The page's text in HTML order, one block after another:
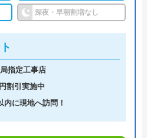
くれるため、技術面に関し
短30分での駆けつけや見積
ると、相見積もりに利用し
896-893
深夜・早朝割増なし
指定工事店
割引実施中
内に現地へ訪問！